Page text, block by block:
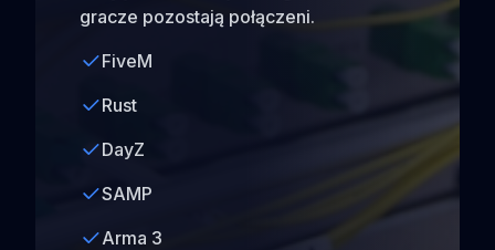
gracze pozostają połączeni.
FiveM
Rust
DayZ
SAMP
Arma 3